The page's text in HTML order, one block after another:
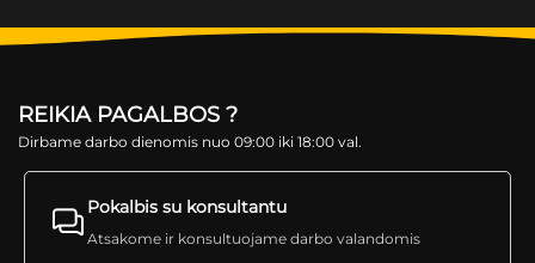
REIKIA PAGALBOS ?
Dirbame darbo dienomis nuo 09:00 iki 18:00 val.
Pokalbis su konsultantu
Atsakome ir konsultuojame darbo valandomis